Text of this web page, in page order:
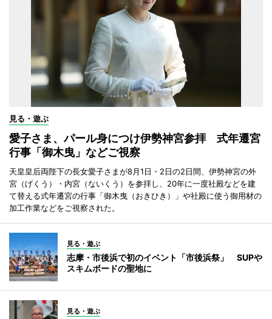
見る・遊ぶ
愛子さま、パール身につけ伊勢神宮参拝 式年遷宮
行事「御木曳」などご視察
天皇皇后両陛下の長女愛子さまが8月1日・2日の2日間、伊勢神宮の外
宮（げくう）・内宮（ないくう）を参拝し、20年に一度社殿などを建
て替える式年遷宮の行事「御木曳（おきひき）」や社殿に使う御用材の
加工作業などをご視察された。
見る・遊ぶ
志摩・市後浜で初のイベント「市後浜祭」 SUPや
スキムボードの聖地に
見る・遊ぶ